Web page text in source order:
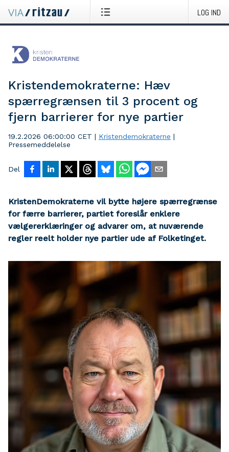
LOG IND
Kristendemokraterne: Hæv
spærregrænsen til 3 procent og
fjern barrierer for nye partier
19.2.2026 06:00:00 CET | Kristendemokraterne |
Pressemeddelelse
Del
KristenDemokraterne vil bytte højere spærregrænse
for færre barrierer, partiet foreslår enklere
vælgererklæringer og advarer om, at nuværende
regler reelt holder nye partier ude af Folketinget.